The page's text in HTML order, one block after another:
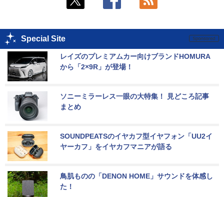
Special Site
レイズのプレミアムカー向けブランドHOMURA
から「2×9R」が登場！
ソニーミラーレス一眼の大特集！ 見どころ記事
まとめ
SOUNDPEATSのイヤカフ型イヤフォン「UU2イ
ヤーカフ」をイヤカフマニアが語る
鳥肌ものの「DENON HOME」サウンドを体感し
た！